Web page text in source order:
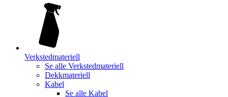
Verkstedmateriell
Se alle Verkstedmateriell
Dekkmateriell
Kabel
Se alle Kabel